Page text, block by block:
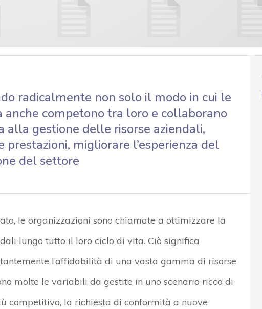
radicalmente non solo il modo in cui le
anche competono tra loro e collaborano
alla gestione delle risorse aziendali,
migliorare l’esperienza del
del settore
le organizzazioni sono chiamate a ottimizzare la
lungo tutto il loro ciclo di vita. Ciò significa
l’affidabilità di una vasta gamma di risorse
molte le variabili da gestite in uno scenario ricco di
competitivo, la richiesta di conformità a nuove